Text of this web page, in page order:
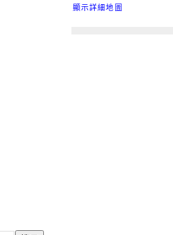
顯示詳細地圖